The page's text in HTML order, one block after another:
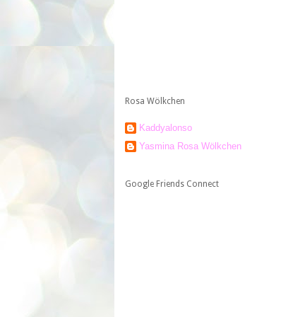
Rosa Wölkchen
Kaddyalonso
Yasmina Rosa Wölkchen
Google Friends Connect